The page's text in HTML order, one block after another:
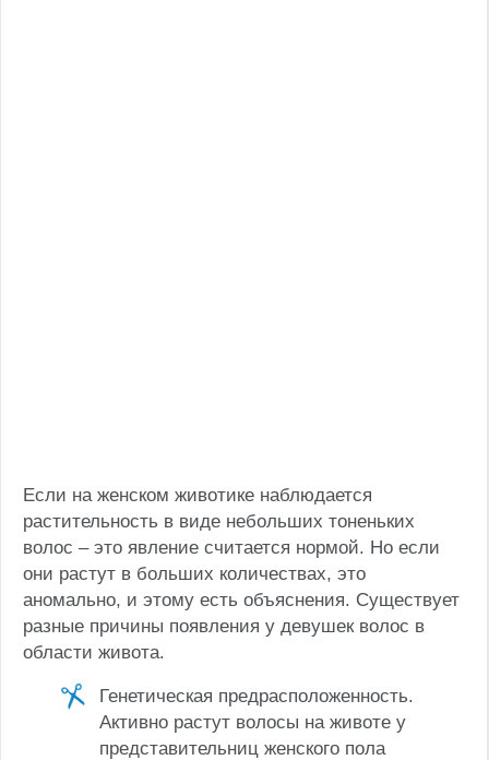
Если на женском животике наблюдается
растительность в виде небольших тоненьких
волос – это явление считается нормой. Но если
они растут в больших количествах, это
аномально, и этому есть объяснения. Существует
разные причины появления у девушек волос в
области живота.
Генетическая предрасположенность.
Активно растут волосы на животе у
представительниц женского пола